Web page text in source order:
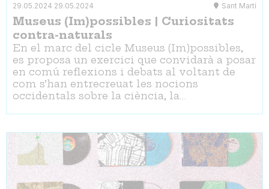
29.05.2024 29.05.2024 Sant Martí
Museus (Im)possibles | Curiositats
contra-naturals
En el marc del cicle Museus (Im)possibles,
es proposa un exercici que convidarà a posar
en comú reflexions i debats al voltant de
com s’han entrecreuat les nocions
occidentals sobre la ciència, la…